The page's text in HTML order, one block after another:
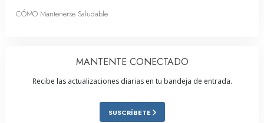
CÓMO Mantenerse Saludable
MANTENTE CONECTADO
Recibe las actualizaciones diarias en tu bandeja de entrada.
SUSCRÍBETE